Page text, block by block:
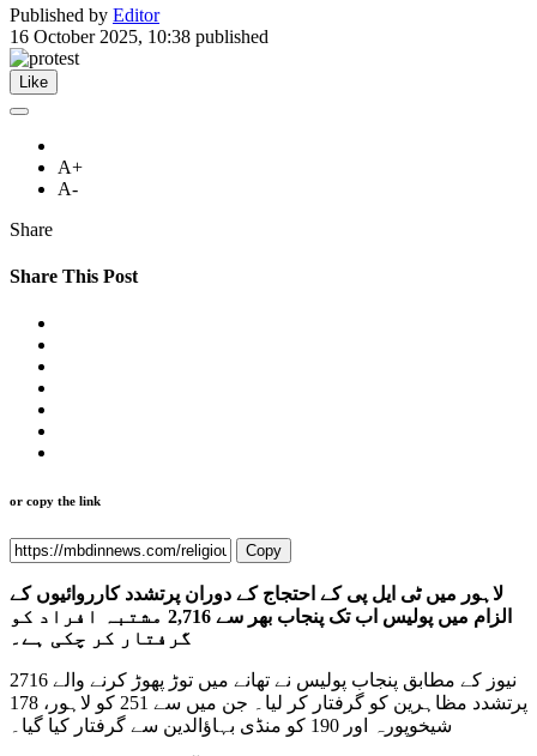
Published by Editor
16 October 2025, 10:38 published
Like
A+
A-
Share
Share This Post
or copy the link
Copy
لاہور میں ٹی ایل پی کے احتجاج کے دوران پرتشدد کارروائیوں کے
الزام میں پولیس اب تک پنجاب بھر سے 2,716 مشتبہ افراد کو
گرفتار کر چکی ہے۔
نیوز کے مطابق پنجاب پولیس نے تھانے میں توڑ پھوڑ کرنے والے 2716
پرتشدد مظاہرین کو گرفتار کر لیا۔ جن میں سے 251 کو لاہور، 178
شیخوپورہ اور 190 کو منڈی بہاؤالدین سے گرفتار کیا گیا۔